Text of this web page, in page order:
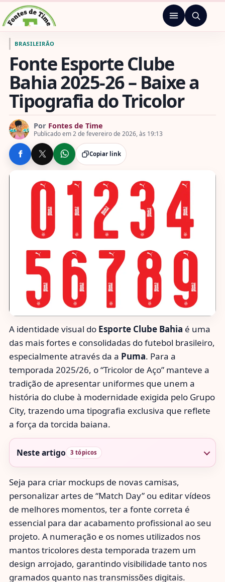
Pular para o conteúdo
Ir para a página inicial de Fontes de Time
Menu
BRASILEIRÃO
Fonte Esporte Clube
Bahia 2025-26 – Baixe a
Tipografia do Tricolor
Por Fontes de Time
Publicado em 2 de fevereiro de 2026, às 19:13
COMPARTILHE Copiar link
A identidade visual do Esporte Clube Bahia é uma
das mais fortes e consolidadas do futebol brasileiro,
especialmente através da a Puma. Para a
temporada 2025/26, o “Tricolor de Aço” manteve a
tradição de apresentar uniformes que unem a
história do clube à modernidade exigida pelo Grupo
City, trazendo uma tipografia exclusiva que reflete
a força da torcida baiana.
Neste artigo 3 tópicos
Seja para criar mockups de novas camisas,
personalizar artes de “Match Day” ou editar vídeos
de melhores momentos, ter a fonte correta é
essencial para dar acabamento profissional ao seu
projeto. A numeração e os nomes utilizados nos
mantos tricolores desta temporada trazem um
design arrojado, garantindo visibilidade tanto nos
gramados quanto nas transmissões digitais.